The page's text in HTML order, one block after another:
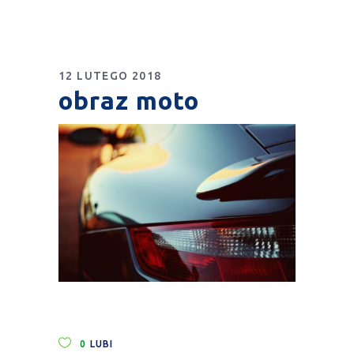
12 LUTEGO 2018
obraz moto
0 LUBI